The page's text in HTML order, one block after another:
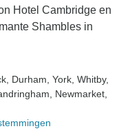
Hotel Cambridge en
Shambles in
, Durham , York , Whitby,
, Newmarket